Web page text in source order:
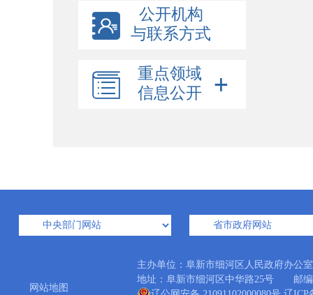
公开机构
与联系方式
重点领域
信息公开
网站地图
主办单位：阜新市细河区人民政府办
地址：阜新市细河区中华路25号 邮